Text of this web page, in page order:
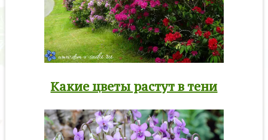
Какие цветы растут в тени